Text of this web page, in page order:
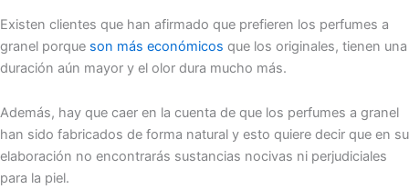
Existen clientes que han afirmado que prefieren los perfumes a
granel porque son más económicos que los originales, tienen una
duración aún mayor y el olor dura mucho más.
Además, hay que caer en la cuenta de que los perfumes a granel
han sido fabricados de forma natural y esto quiere decir que en su
elaboración no encontrarás sustancias nocivas ni perjudiciales
para la piel.